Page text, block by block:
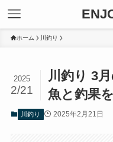
ホーム 川釣り
川釣り 3
魚と釣果
2025
2/21
川釣り 2025年2月21日